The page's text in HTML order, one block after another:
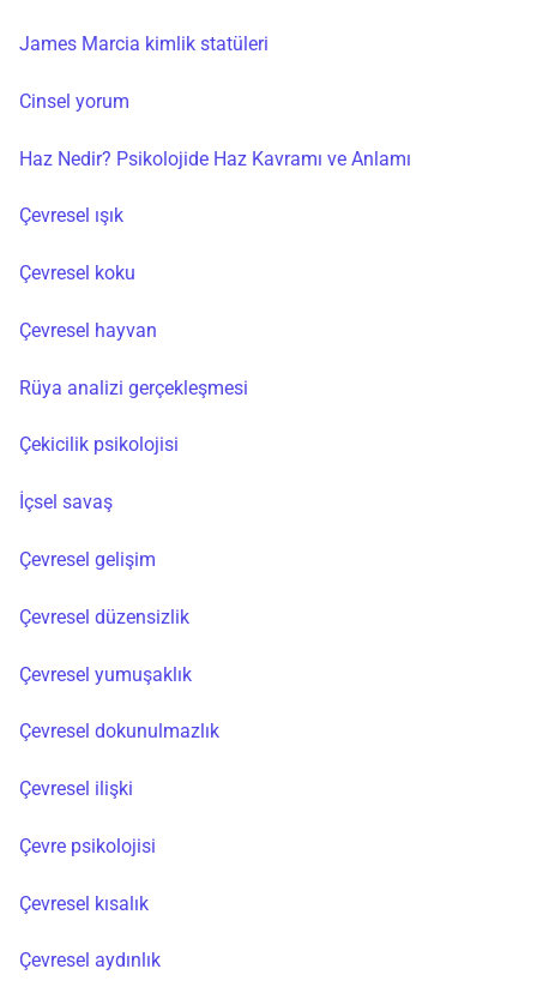
James Marcia kimlik statüleri
Cinsel yorum
Haz Nedir? Psikolojide Haz Kavramı ve Anlamı
Çevresel ışık
Çevresel koku
Çevresel hayvan
Rüya analizi gerçekleşmesi
Çekicilik psikolojisi
İçsel savaş
Çevresel gelişim
Çevresel düzensizlik
Çevresel yumuşaklık
Çevresel dokunulmazlık
Çevresel ilişki
Çevre psikolojisi
Çevresel kısalık
Çevresel aydınlık